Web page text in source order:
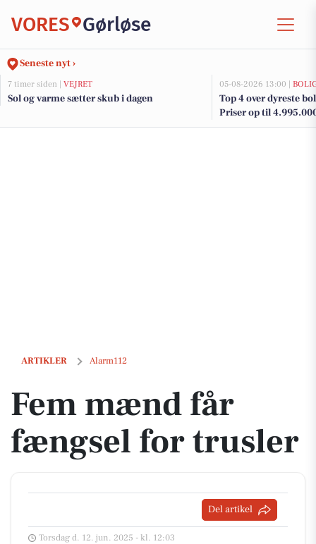
VORES Gørløse
Seneste nyt ›
7 timer siden | VEJRET
Sol og varme sætter skub i dagen
05-08-2026 13:00 |
Top 4 over dyreste
Priser op til
ARTIKLER Alarm112
Fem mænd får fængsel for trusler
Fem mænd får
fængsel for trusler
Del artikel
Torsdag d. 12. jun. 2025 - kl. 12:03